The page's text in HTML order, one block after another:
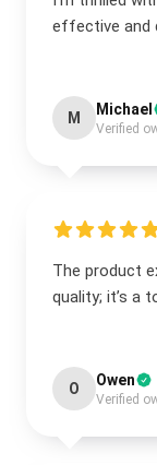
effective and
M Michael
Verified
The product
quality; it’s a
O Owen
Verified